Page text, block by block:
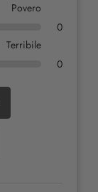
Povero
0
Terribile
0